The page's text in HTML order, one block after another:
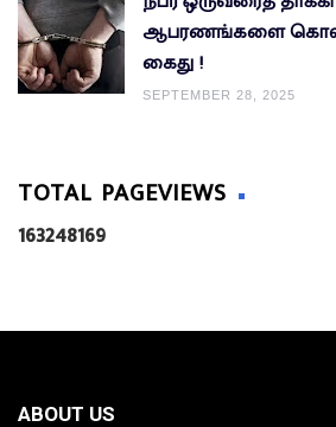
ஆபரணங்களை
கைது !
SEPTEMBER 28, 2025
TOTAL PAGEVIEWS
163248169
ABOUT US